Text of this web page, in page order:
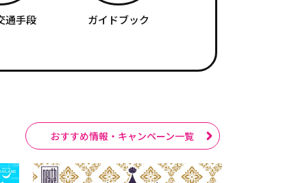
通手段 ガイドブック
おすすめ情報・キャンペーン一覧